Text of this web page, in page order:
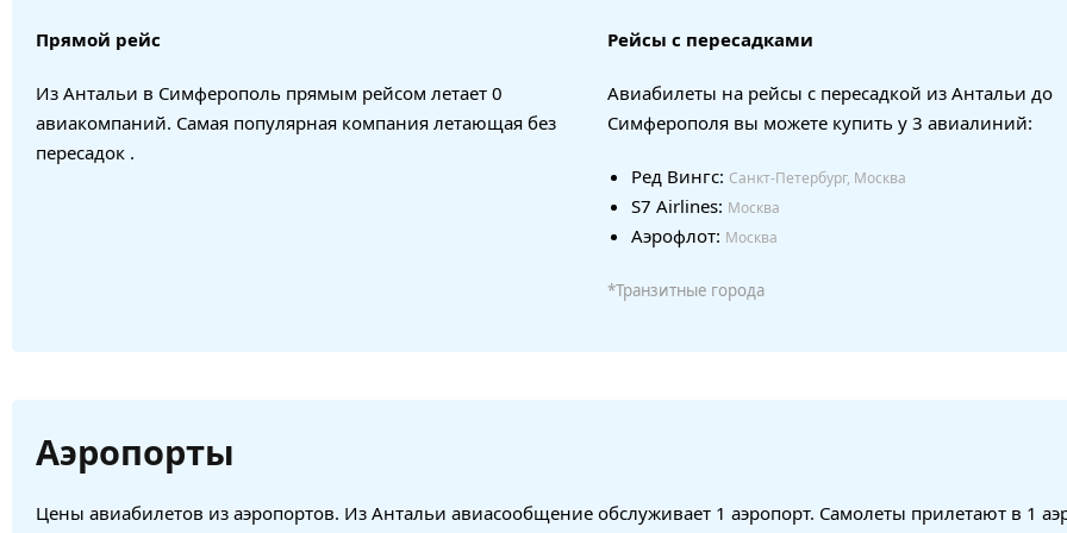
Прямой рейс
Из Антальи в Симферополь прямым рейсом летает 0
авиакомпаний. Самая популярная компания летающая без
пересадок .
Рейсы с пересадками
Авиабилеты на рейсы с пересадкой из Антальи до
Симферополя вы можете купить у 3 авиалиний:
Ред Вингс: Санкт-Петербург, Москва
S7 Airlines: Москва
Аэрофлот: Москва
*Транзитные города
Аэропорты
Цены авиабилетов из аэропортов. Из Антальи авиасообщение обслуживает 1 аэропорт. Самолеты прилетают в 1